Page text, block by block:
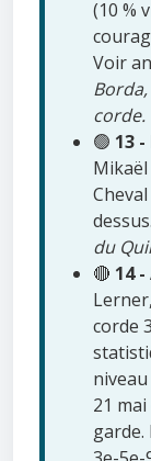
(10 %
Voir
corde.
🟢 13 -
Mikaël
dessus.
du
🔴 14 -
corde
21